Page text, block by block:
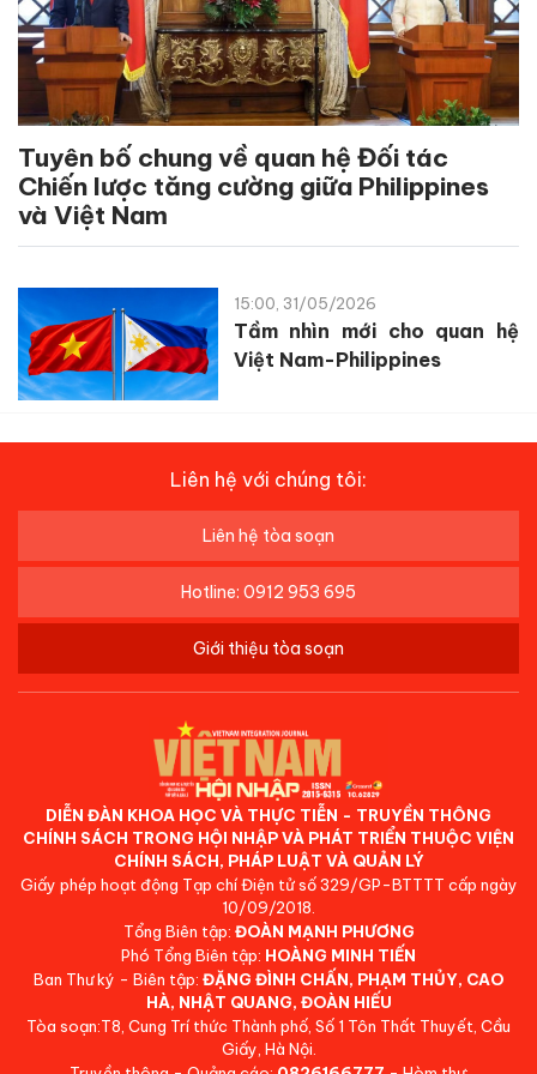
Tuyên bố chung về quan hệ Đối tác
Chiến lược tăng cường giữa Philippines
và Việt Nam
15:00, 31/05/2026
Tầm nhìn mới cho quan hệ
Việt Nam-Philippines
Liên hệ với chúng tôi:
Liên hệ tòa soạn
Hotline: 0912 953 695
Giới thiệu tòa soạn
DIỄN ĐÀN KHOA HỌC VÀ THỰC TIỄN - TRUYỀN THÔNG
CHÍNH SÁCH TRONG HỘI NHẬP VÀ PHÁT TRIỂN THUỘC VIỆN
CHÍNH SÁCH, PHÁP LUẬT VÀ QUẢN LÝ
Giấy phép hoạt động Tạp chí Điện tử số 329/GP-BTTTT cấp ngày
10/09/2018.
Tổng Biên tập: ĐOÀN MẠNH PHƯƠNG
Phó Tổng Biên tập: HOÀNG MINH TIẾN
Ban Thư ký - Biên tập: ĐẶNG ĐÌNH CHẤN, PHẠM THỦY, CAO
HÀ, NHẬT QUANG, ĐOÀN HIẾU
Tòa soạn:T8, Cung Trí thức Thành phố, Số 1 Tôn Thất Thuyết, Cầu
Giấy, Hà Nội.